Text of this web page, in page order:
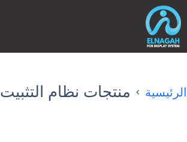
التجاوز
إلى
المحتوى
الرئيسية منتجات نظام التثبيت